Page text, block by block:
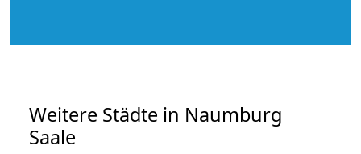
Weitere Städte in Naumburg
Saale